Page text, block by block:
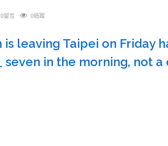
0留言 0追蹤
is leaving Taipei on Friday
seven in the morning, not